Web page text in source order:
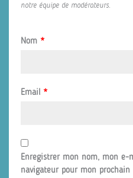
notre équipe de modérateurs.
Nom *
Email *
Enregistrer mon nom, mon
navigateur pour mon prochain